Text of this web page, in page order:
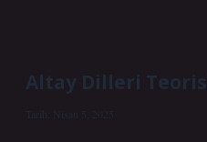
Altay Dilleri
Tarih: Nisan 5, 2025